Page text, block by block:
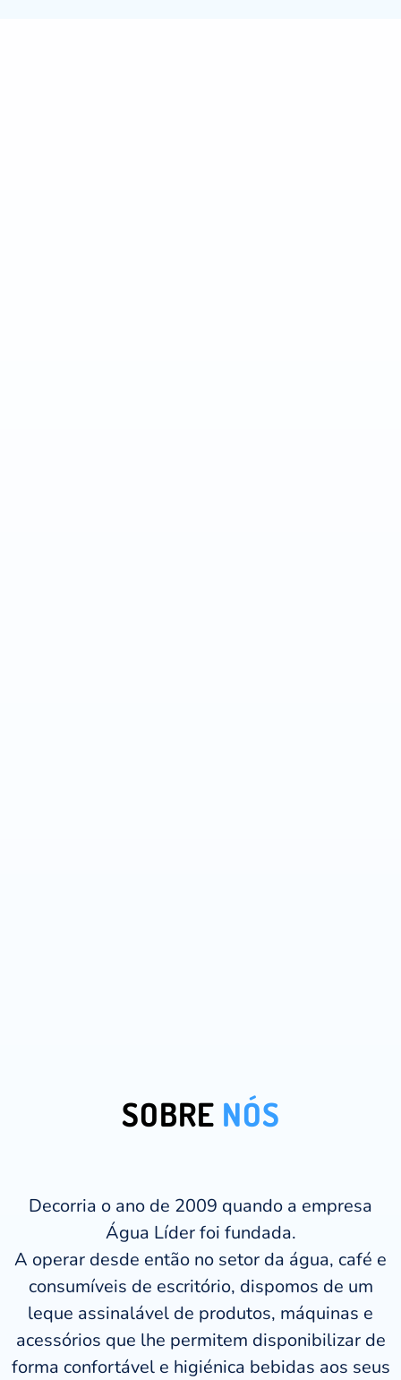
SOBRE NÓS
Decorria o ano de 2009 quando a empresa
Água Líder foi fundada.
A operar desde então no setor da água, café e
consumíveis de escritório, dispomos de um
leque assinalável de produtos, máquinas e
acessórios que lhe permitem disponibilizar de
forma confortável e higiénica bebidas aos seus